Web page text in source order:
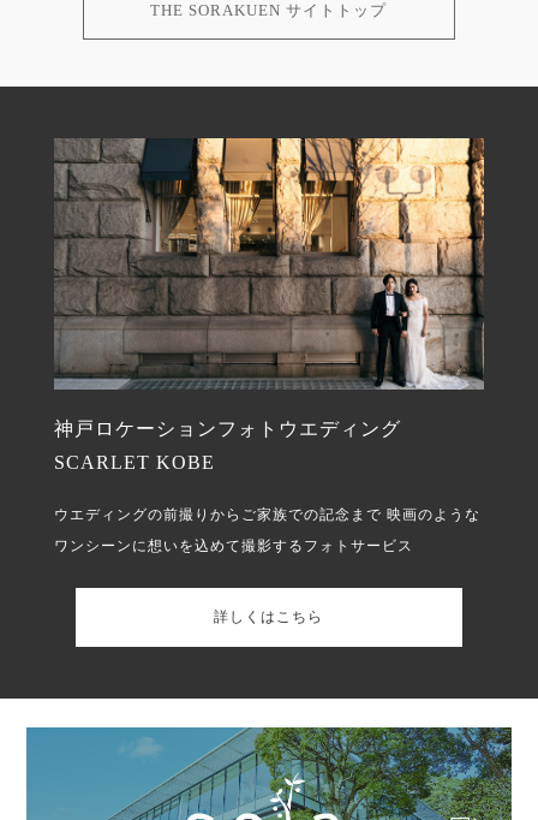
THE SORAKUEN サイトトップ
神戸ロケーションフォトウエディング
SCARLET KOBE
ウエディングの前撮りからご家族での記念まで 映画のような
ワンシーンに想いを込めて撮影するフォトサービス
詳しくはこちら